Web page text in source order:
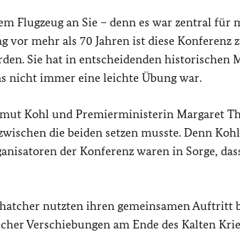
Flugzeug an Sie – denn es war zentral für
vor mehr als 70 Jahren ist diese Konferenz
Sie hat in entscheidenden historischen
nicht immer eine leichte Übung war.
Kohl und Premierministerin Margaret
die beiden setzen musste. Denn
der Konferenz waren in Sorge,
nutzten ihren gemeinsamen Auftritt
Verschiebungen am Ende des Kalten